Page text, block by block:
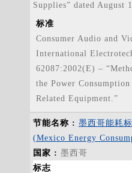
Supplies” dated August
标准
Consumer Audio and
International
62087:2002(E) –
the Power
Related Equipment.”
墨西哥能耗
(Mexico Energy
墨西哥
标志